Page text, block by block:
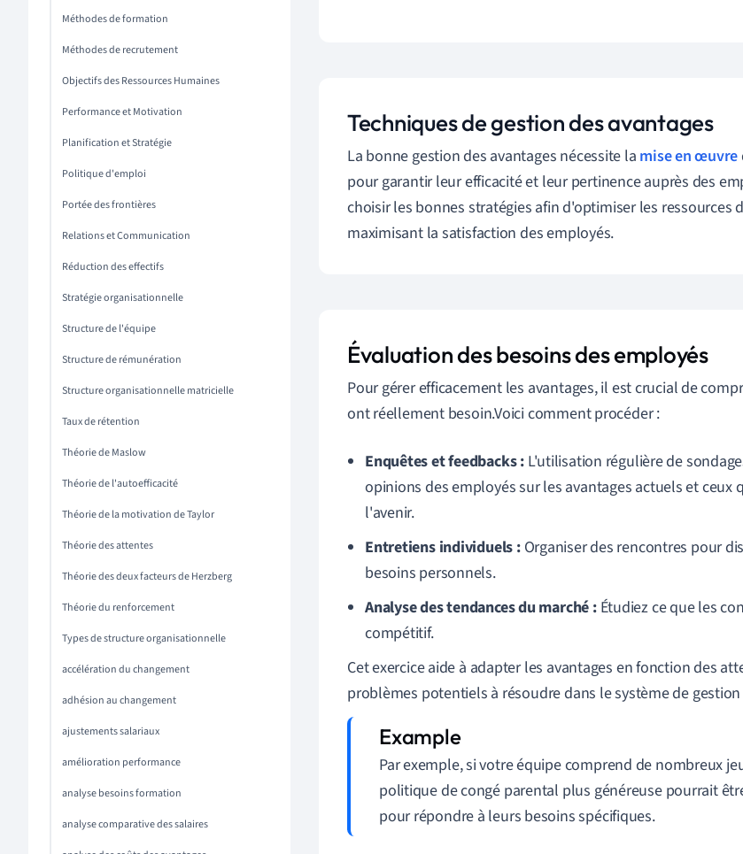
Méthodes de formation
Méthodes de recrutement
Objectifs des Ressources Humaines
Performance et Motivation
Planification et Stratégie
Politique d'emploi
Portée des frontières
Relations et Communication
Réduction des effectifs
Stratégie organisationnelle
Structure de l'équipe
Structure de rémunération
Structure organisationnelle matricielle
Taux de rétention
Théorie de Maslow
Théorie de l'autoefficacité
Théorie de la motivation de Taylor
Théorie des attentes
Théorie des deux facteurs de Herzberg
Théorie du renforcement
Types de structure organisationnelle
accélération du changement
adhésion au changement
ajustements salariaux
amélioration performance
analyse besoins formation
analyse comparative des salaires
Techniques de gestion des avantages
La bonne gestion des avantages nécessite la mise en œuvre
pour garantir leur efficacité et leur pertinence auprès des
choisir les bonnes stratégies afin d'optimiser les ressources
maximisant la satisfaction des employés.
Évaluation des besoins des employés
Pour gérer efficacement les avantages, il est crucial de
ont réellement besoin.Voici comment procéder :
Enquêtes et feedbacks :L'utilisation régulière de
opinions des employés sur les avantages actuels et ceux
l'avenir.
Entretiens individuels :Organiser des rencontres pour
besoins personnels.
Analyse des tendances du marché :Étudiez ce que les
compétitif.
Cet exercice aide à adapter les avantages en fonction des
problèmes potentiels à résoudre dans le système de
Par exemple, si votre équipe comprend de nombreux
politique de congé parental plus généreuse pourrait
pour répondre à leurs besoins spécifiques.